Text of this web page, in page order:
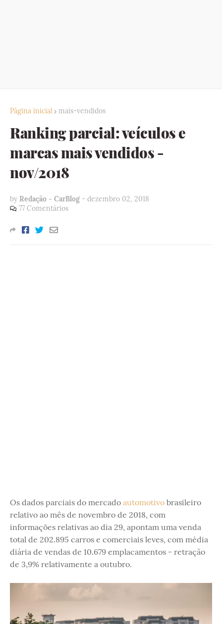
Página inicial mais-vendidos
Ranking parcial: veículos e
marcas mais vendidos -
nov/2018
by Redação - CarBlog - dezembro 02, 2018
77 Comentários
Os dados parciais do mercado automotivo brasileiro
relativo ao mês de novembro de 2018, com
informações relativas ao dia 29, apontam uma venda
total de 202.895 carros e comerciais leves, com média
diária de vendas de 10.679 emplacamentos - retração
de 3,9% relativamente a outubro.